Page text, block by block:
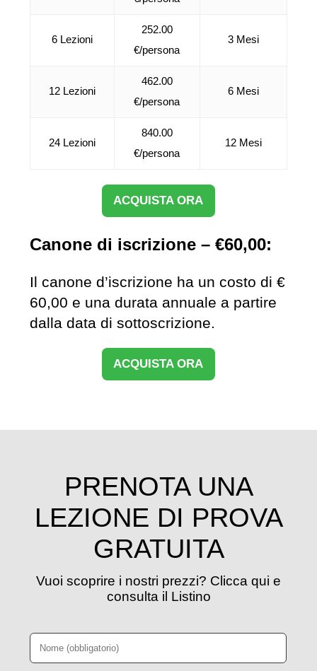
6 Lezioni
252.00
€/persona
3 Mesi
12 Lezioni
462.00
€/persona
6 Mesi
24 Lezioni
840.00
€/persona
12 Mesi
ACQUISTA ORA
Canone di iscrizione – €60,00:
Il canone d’iscrizione ha un costo di €
60,00 e una durata annuale a partire
dalla data di sottoscrizione.
ACQUISTA ORA
PRENOTA UNA
LEZIONE DI PROVA
GRATUITA
Vuoi scoprire i nostri prezzi? Clicca qui e
consulta il Listino